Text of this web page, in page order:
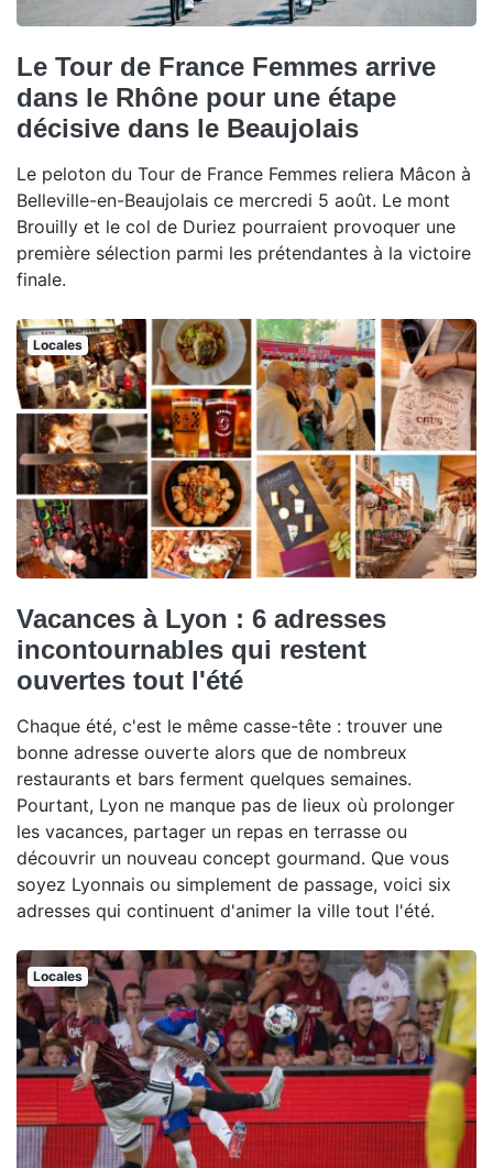
Le Tour de France Femmes arrive
dans le Rhône pour une étape
décisive dans le Beaujolais
Le peloton du Tour de France Femmes reliera Mâcon à
Belleville-en-Beaujolais ce mercredi 5 août. Le mont
Brouilly et le col de Duriez pourraient provoquer une
première sélection parmi les prétendantes à la victoire
finale.
Locales
Vacances à Lyon : 6 adresses
incontournables qui restent
ouvertes tout l'été
Chaque été, c'est le même casse-tête : trouver une
bonne adresse ouverte alors que de nombreux
restaurants et bars ferment quelques semaines.
Pourtant, Lyon ne manque pas de lieux où prolonger
les vacances, partager un repas en terrasse ou
découvrir un nouveau concept gourmand. Que vous
soyez Lyonnais ou simplement de passage, voici six
adresses qui continuent d'animer la ville tout l'été.
Locales